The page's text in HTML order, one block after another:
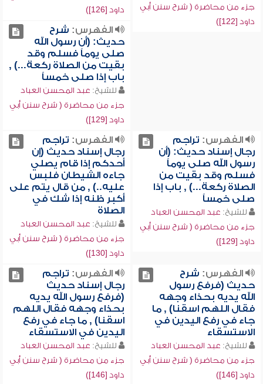
جزء من محاضرة ( شرح سنن أبي
داود [122])
داود [126])
الفهرس: شرح
حديث: (أن رسول الله
صلى يوماً فسلم وقد
بقيت من الصلاة ركعة...) ,
باب إذا صلى خمساً
للشيخ: عبد المحسن العباد
جزء من محاضرة ( شرح سنن أبي
داود [129])
الفهرس: تراجم
رجال إسناد حديث: (أن
رسول الله صلى يوماً
فسلم وقد بقيت من
الصلاة ركعة...) , باب إذا
صلى خمساً
للشيخ: عبد المحسن العباد
جزء من محاضرة ( شرح سنن أبي
داود [129])
الفهرس: تراجم
رجال إسناد حديث (إن
أحدكم إذا قام يصلي
جاءه الشيطان فلبس
عليه..) , من قال يتم على
أكبر ظنه إذا شك في
الصلاة
للشيخ: عبد المحسن العباد
جزء من محاضرة ( شرح سنن أبي
داود [130])
الفهرس: شرح
حديث (فرفع رسول
الله يديه بحذاء وجهه
فقال اللهم اسقنا) , ما
جاء في رفع اليدين في
الاستسقاء
للشيخ: عبد المحسن العباد
جزء من محاضرة ( شرح سنن أبي
داود [146])
الفهرس: تراجم
رجال إسناد حديث
(فرفع رسول الله يديه
بحذاء وجهه فقال اللهم
اسقنا) , ما جاء في رفع
اليدين في الاستسقاء
للشيخ: عبد المحسن العباد
جزء من محاضرة ( شرح سنن أبي
داود [146])